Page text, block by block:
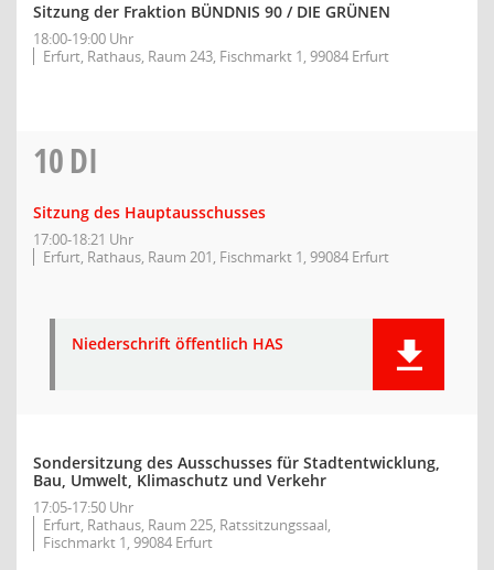
Sitzung der Fraktion BÜNDNIS 90 / DIE GRÜNEN
18:00-19:00 Uhr
Erfurt, Rathaus, Raum 243, Fischmarkt 1, 99084 Erfurt
10DI
Sitzung des Hauptausschusses
17:00-18:21 Uhr
Erfurt, Rathaus, Raum 201, Fischmarkt 1, 99084 Erfurt
Niederschrift öffentlich HAS
Sondersitzung des Ausschusses für Stadtentwicklung,
Bau, Umwelt, Klimaschutz und Verkehr
17:05-17:50 Uhr
Erfurt, Rathaus, Raum 225, Ratssitzungssaal,
Fischmarkt 1, 99084 Erfurt